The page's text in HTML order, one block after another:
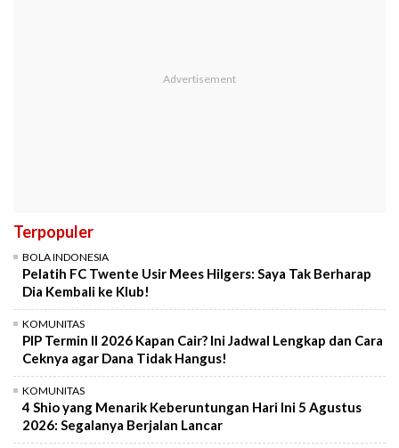
Terpopuler
BOLA INDONESIA
Pelatih FC Twente Usir Mees Hilgers: Saya Tak Berharap
Dia Kembali ke Klub!
KOMUNITAS
PIP Termin II 2026 Kapan Cair? Ini Jadwal Lengkap dan Cara
Ceknya agar Dana Tidak Hangus!
KOMUNITAS
4 Shio yang Menarik Keberuntungan Hari Ini 5 Agustus
2026: Segalanya Berjalan Lancar